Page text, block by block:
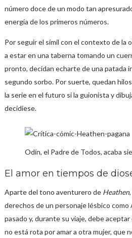
número doce de un modo tan
energía de los primeros números.
Por seguir el símil con el contexto de la
a estar en una taberna tomando un
pronto, decidan echarte de una patada
segundo sorbo. Por suerte, quedan
la serie en el futuro si la guionista y
decidiese.
Odín, el Padre de Todos, acaba
El amor en tiempos de
Aparte del tono aventurero de Heathen
derechos de un personaje lésbico como
pasado y, durante su viaje, debe
no está rota por amar a otra mujer, que